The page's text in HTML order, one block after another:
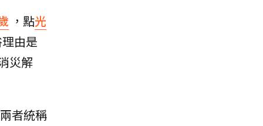
，點光
由是
災解
者統稱